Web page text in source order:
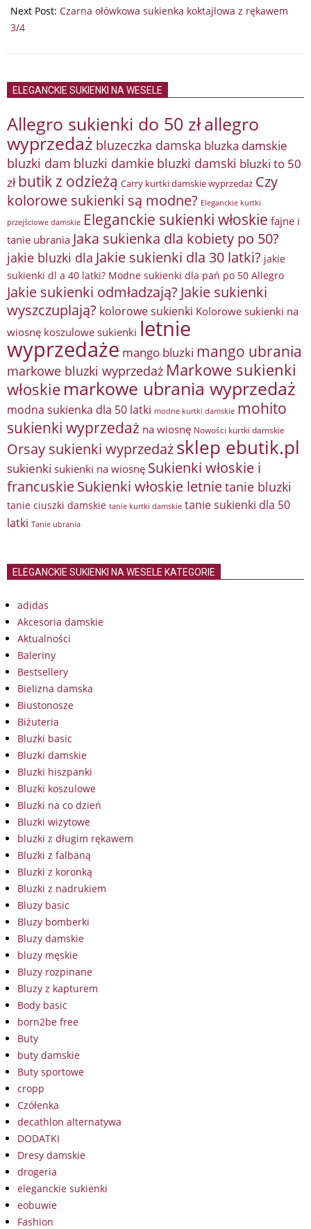
10
Next Post: Czarna ołówkowa sukienka koktajlowa z rękawem
3/4
ELEGANCKIE SUKIENKI NA WESELE
Allegro sukienki do 50 złallegro
wyprzedaż bluzeczka damska bluzka damskie
bluzki dam bluzki damkie bluzki damski bluzki to 50
zł butik z odzieżą Carry kurtki damskie wyprzedaż Czy
kolorowe sukienki są modne? Eleganckie kurtki
przejściowe damskie Eleganckie sukienki włoskie fajne i
tanie ubrania Jaka sukienka dla kobiety po 50?
jakie bluzki dla Jakie sukienki dla 30 latki? jakie
sukienki dl a 40 latki? Modne sukienki dla pań po 50 Allegro
Jakie sukienki odmładzają? Jakie sukienki
wyszczuplają? kolorowe sukienki Kolorowe sukienki na
wiosnę koszulowe sukienki letnie
wyprzedaże mango bluzki mango ubrania
markowe bluzki wyprzedaż Markowe sukienki
włoskie markowe ubrania wyprzedaż
modna sukienka dla 50 latki modne kurtki damskie mohito
sukienki wyprzedaż na wiosnę Nowości kurtki damskie
Orsay sukienki wyprzedażsklep ebutik.pl
sukienki sukienki na wiosnę Sukienki włoskie i
francuskieSukienki włoskie letnietanie bluzki
tanie ciuszki damskie tanie kurtki damskie tanie sukienki dla 50
latki Tanie ubrania
ELEGANCKIE SUKIENKI NA WESELE KATEGORIE
adidas
Akcesoria damskie
Aktualności
Baleriny
Bestsellery
Bielizna damska
Biustonosze
Biżuteria
Bluzki basic
Bluzki damskie
Bluzki hiszpanki
Bluzki koszulowe
Bluzki na co dzień
Bluzki wizytowe
bluzki z długim rękawem
Bluzki z falbaną
Bluzki z koronką
Bluzki z nadrukiem
Bluzy basic
Bluzy bomberki
Bluzy damskie
bluzy męskie
Bluzy rozpinane
Bluzy z kapturem
Body basic
born2be free
Buty
buty damskie
Buty sportowe
cropp
Czółenka
decathlon alternatywa
DODATKI
Dresy damskie
drogeria
eleganckie sukienki
eobuwie
Fashion